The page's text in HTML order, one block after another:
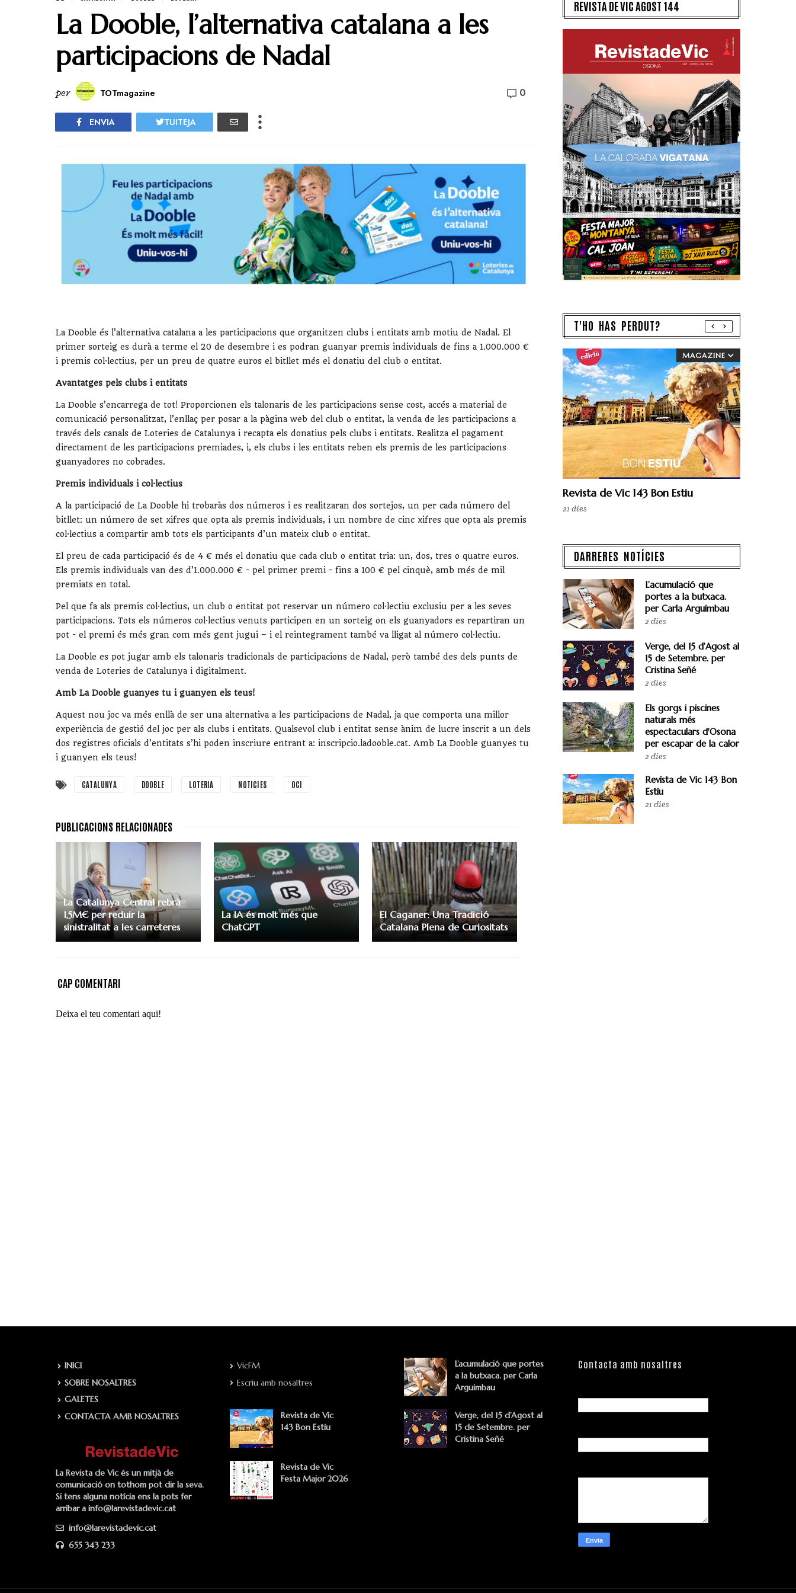
La Dooble, l’alternativa catalana a les
participacions de Nadal
per TOTmagazine 0
ENVIA TUITEJA
La Dooble és l’alternativa catalana a les participacions que organitzen clubs i entitats amb motiu de Nadal. El
primer sorteig es durà a terme el 20 de desembre i es podran guanyar premis individuals de fins a 1.000.000 €
i premis col·lectius, per un preu de quatre euros el bitllet més el donatiu del club o entitat.
Avantatges pels clubs i entitats
La Dooble s’encarrega de tot! Proporcionen els talonaris de les participacions sense cost, accés a material de
comunicació personalitzat, l’enllaç per posar a la pàgina web del club o entitat, la venda de les participacions a
través dels canals de Loteries de Catalunya i recapta els donatius pels clubs i entitats. Realitza el pagament
directament de les participacions premiades, i, els clubs i les entitats reben els premis de les participacions
guanyadores no cobrades.
Premis individuals i col·lectius
A la participació de La Dooble hi trobaràs dos números i es realitzaran dos sortejos, un per cada número del
bitllet: un número de set xifres que opta als premis individuals, i un nombre de cinc xifres que opta als premis
col·lectius a compartir amb tots els participants d’un mateix club o entitat.
El preu de cada participació és de 4 € més el donatiu que cada club o entitat tria: un, dos, tres o quatre euros.
Els premis individuals van des d’1.000.000 € - pel primer premi - fins a 100 € pel cinquè, amb més de mil
premiats en total.
Pel que fa als premis col·lectius, un club o entitat pot reservar un número col·lectiu exclusiu per a les seves
participacions. Tots els números col·lectius venuts participen en un sorteig on els guanyadors es repartiran un
pot - el premi és més gran com més gent jugui – i el reintegrament també va lligat al número col·lectiu.
La Dooble es pot jugar amb els talonaris tradicionals de participacions de Nadal, però també des dels punts de
venda de Loteries de Catalunya i digitalment.
Amb La Dooble guanyes tu i guanyen els teus!
Aquest nou joc va més enllà de ser una alternativa a les participacions de Nadal, ja que comporta una millor
experiència de gestió del joc per als clubs i entitats. Qualsevol club i entitat sense ànim de lucre inscrit a un dels
dos registres oficials d’entitats s’hi poden inscriure entrant a: inscripcio.ladooble.cat. Amb La Dooble guanyes tu
i guanyen els teus!
CATALUNYA DOOBLE LOTERIA NOTICIES OCI
La Catalunya Central rebrà
1,5M€ per reduir la
sinistralitat a les carreteres
La IA és molt més que
ChatGPT
El Caganer: Una Tradició
Catalana Plena de Curiositats
CAP COMENTARI
Deixa el teu comentari aqui!
REVISTA DE VIC AGOST 144
T'HO HAS PERDUT?
MAGAZINE
Revista de Vic 143 Bon Estiu
21 dies
DARRERES NOTÍCIES
L’acumulació que
portes a la butxaca.
per Carla Arguimbau
2 dies
Verge, del 15 d’Agost al
15 de Setembre. per
Cristina Señé
2 dies
Els gorgs i piscines
naturals més
espectaculars d'Osona
per escapar de la calor
2 dies
Revista de Vic 143 Bon
Estiu
21 dies
INICI
SOBRE NOSALTRES
GALETES
CONTACTA AMB NOSALTRES
La Revista de Vic és un mitjà de
comunicació on tothom pot dir la seva.
Si tens alguna notícia ens la pots fer
arribar a info@larevistadevic.cat
info@larevistadevic.cat
655 343 233
VicFM
Escriu amb nosaltres
Revista de Vic
143 Bon Estiu
Revista de Vic
Festa Major 2026
L’acumulació que portes
a la butxaca. per Carla
Arguimbau
Verge, del 15 d’Agost al
15 de Setembre. per
Cristina Señé
Contacta amb nosaltres